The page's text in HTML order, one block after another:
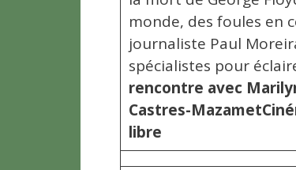
monde, des foules en
journaliste Paul
spécialistes pour
rencontre avec
Castres-Mazamet
libre